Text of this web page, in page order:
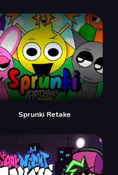
Sprunki Retake